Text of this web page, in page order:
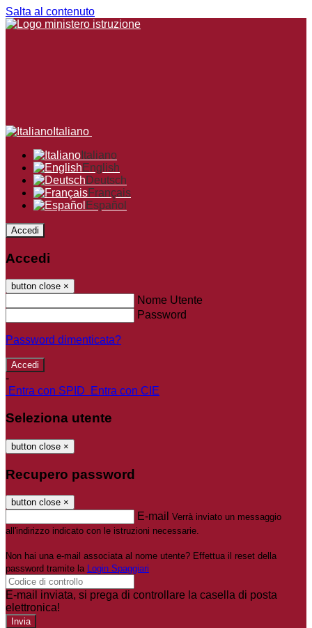
Salta al contenuto
Italiano
Italiano
English
Deutsch
Français
Español
Accedi
Accedi
button close ×
Nome Utente
Password
Password dimenticata?
-
Entra con SPID
Entra con CIE
Seleziona utente
button close ×
Recupero password
button close ×
E-mail Verrà inviato un messaggio
all'indirizzo indicato con le istruzioni necessarie.
Non hai una e-mail associata al nome utente? Effettua il reset della
password tramite la Login Spaggiari
E-mail inviata, si prega di controllare la casella di posta
elettronica!